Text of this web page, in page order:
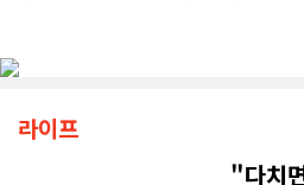
라이프
"다치